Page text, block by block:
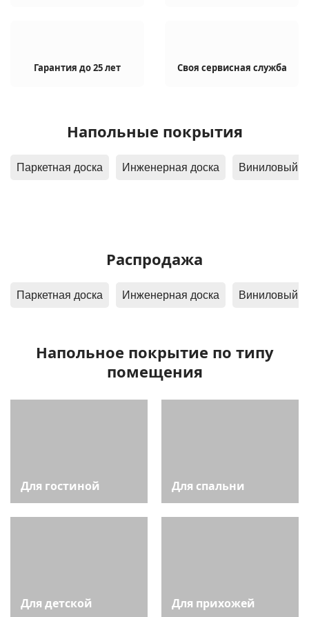
Гарантия до 25 лет Своя сервисная служба
Напольные покрытия
Паркетная доска Инженерная доска
Распродажа
Паркетная доска Инженерная доска
Напольное покрытие по типу
помещения
Для гостиной Для спальни
Для детской Для прихожей